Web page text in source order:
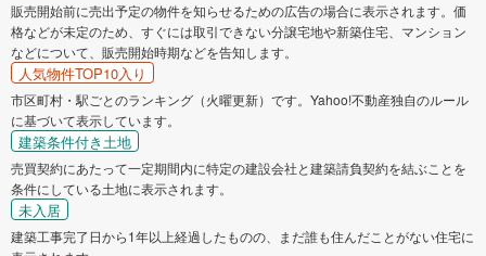
販売開始前に売出予定の物件を知らせるための広告の場合に表示されます。価
格などが未定のため、すぐには取引できない分譲宅地や新築住宅、マンション
などについて、販売開始時期などを告知します。
人気物件TOP10入り
市区町村・駅ごとのランキング（火曜更新）です。Yahoo!不動産独自のルール
に基づいて表示しています。
建築条件付き土地
売買契約にあたって一定期間内に特定の建設会社と建築請負契約を結ぶことを
条件にしている土地に表示されます。
未入居
建築工事完了日から1年以上経過したものの、まだ誰も住んだことがない住宅に